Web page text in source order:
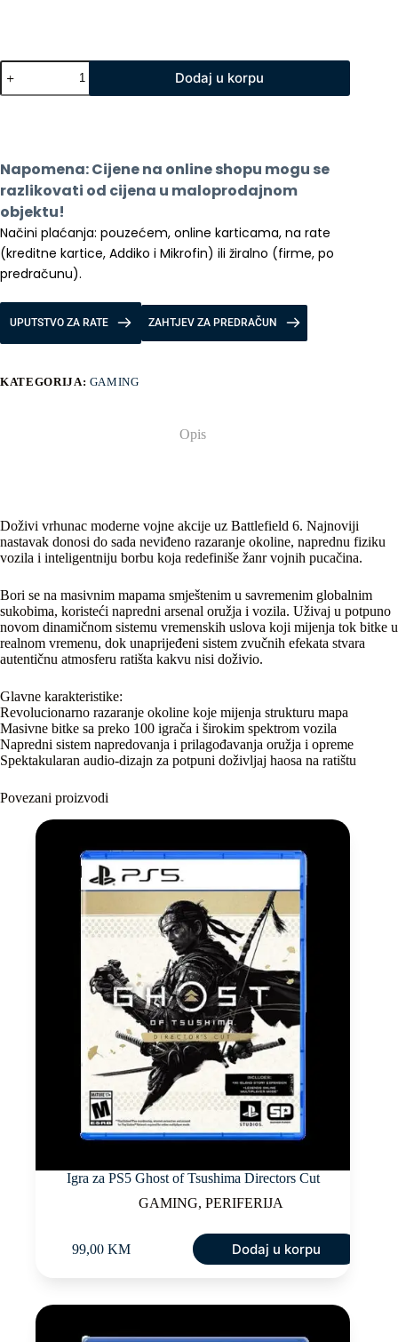
Igra
Battlefield
6
Dodaj u korpu
Napomena: Cijene na online shopu mogu se
razlikovati od cijena u maloprodajnom
objektu!
Načini plaćanja: pouzećem, online karticama, na rate
(kreditne kartice, Addiko i Mikrofin) ili žiralno (firme, po
predračunu).
UPUTSTVO ZA RATE ZAHTJEV ZA PREDRAČUN
KATEGORIJA: GAMING
Opis
Doživi vrhunac moderne vojne akcije uz Battlefield 6. Najnoviji
nastavak donosi do sada neviđeno razaranje okoline, naprednu fiziku
vozila i inteligentniju borbu koja redefiniše žanr vojnih pucačina.
Bori se na masivnim mapama smještenim u savremenim globalnim
sukobima, koristeći napredni arsenal oružja i vozila. Uživaj u potpuno
novom dinamičnom sistemu vremenskih uslova koji mijenja tok bitke u
realnom vremenu, dok unaprijeđeni sistem zvučnih efekata stvara
autentičnu atmosferu ratišta kakvu nisi doživio.
Glavne karakteristike:
Revolucionarno razaranje okoline koje mijenja strukturu mapa
Masivne bitke sa preko 100 igrača i širokim spektrom vozila
Napredni sistem napredovanja i prilagođavanja oružja i opreme
Spektakularan audio-dizajn za potpuni doživljaj haosa na ratištu
Povezani proizvodi
Igra za PS5 Ghost of Tsushima Directors Cut
GAMING, PERIFERIJA
99,00 KM Dodaj u korpu